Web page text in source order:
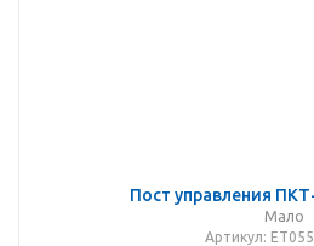
Пост управления
Мало
Артикул: